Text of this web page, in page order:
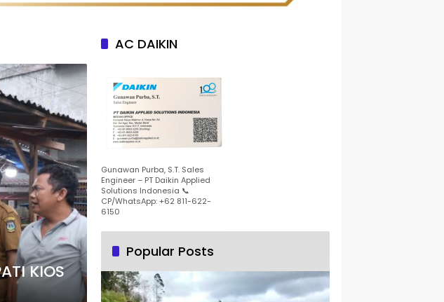
KIOS
AC DAIKIN
Gunawan Purba, S.T. Sales
Engineer – PT Daikin Applied
Solutions Indonesia 📞
CP/WhatsApp: +62 811-622-
6150
Popular Posts